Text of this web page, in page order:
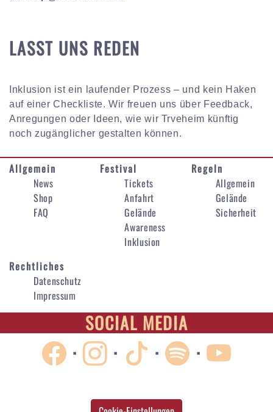
LASST UNS REDEN
Inklusion ist ein laufender Prozess – und kein Haken
auf einer Checkliste. Wir freuen uns über Feedback,
Anregungen oder Ideen, wie wir Trveheim künftig
noch zugänglicher gestalten können.
Allgemein
News
Shop
FAQ
Festival
Tickets
Anfahrt
Gelände
Awareness
Inklusion
Regeln
Allgemein
Gelände
Sicherheit
Rechtliches
Datenschutz
Impressum
SOCIAL MEDIA
· · · ·